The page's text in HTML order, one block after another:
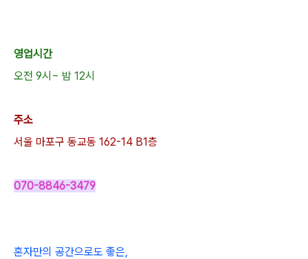
영업시간
오전 9시~ 밤 12시
주소
서울 마포구 동교동 162-14 B1층
070-8846-3479
혼자만의 공간으로도 좋은,